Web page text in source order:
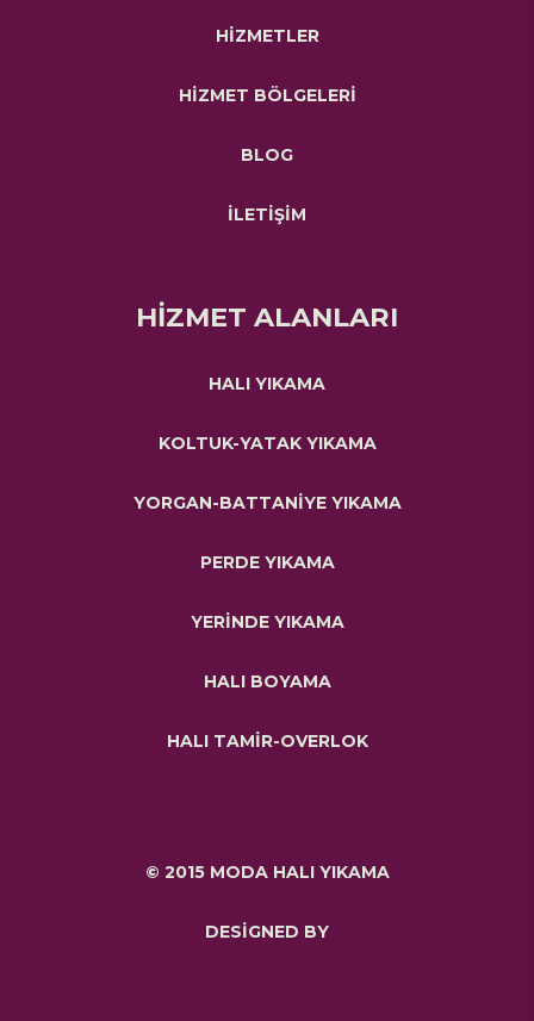
HİZMETLER
HİZMET BÖLGELERİ
BLOG
İLETİŞİM
HİZMET ALANLARI
HALI YIKAMA
KOLTUK-YATAK YIKAMA
YORGAN-BATTANİYE YIKAMA
PERDE YIKAMA
YERİNDE YIKAMA
HALI BOYAMA
HALI TAMİR-OVERLOK
© 2015 MODA HALI YIKAMA
DESİGNED BY